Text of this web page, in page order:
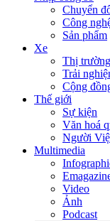
Chuyển
Công
Sản phẩm
Xe
Thị trường
Trải
Cộng
Thế giới
Sự kiện
Văn hoá
Người
Multimedia
Video
Ảnh
Podcast